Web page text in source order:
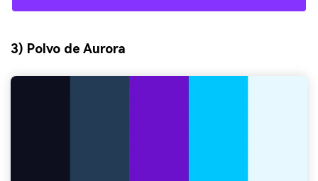
3) Polvo de Aurora